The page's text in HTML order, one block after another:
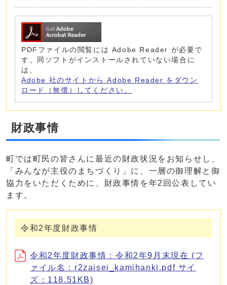
PDFファイルの閲覧には Adobe Reader が必要で
す。同ソフトがインストールされていない場合に
は、
Adobe 社のサイトから Adobe Reader をダウン
ロード（無償）してください。
財政事情
町では町民の皆さんに最近の財政状況をお知らせし、
「みんなが主役のまちづくり」に、一層の御理解と御
協力をいただくために、財政事情を年2回公表してい
ます。
令和2年度財政事情
令和2年度財政事情：令和2年9月末現在 (フ
ァイル名：r2zaisei_kamihanki.pdf サイ
ズ：118.51KB)